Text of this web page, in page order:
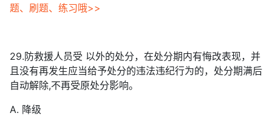
题、刷题、练习哦>>
29.防救援人员受 以外的处分，在处分期内有悔改表现，并
且没有再发生应当给予处分的违法违纪行为的，处分期满后
自动解除,不再受原处分影响。
A. 降级